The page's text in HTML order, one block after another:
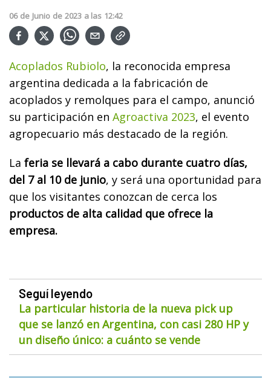
06 de Junio de 2023 a las 12:42
Acoplados Rubiolo, la reconocida empresa
argentina dedicada a la fabricación de
acoplados y remolques para el campo, anunció
su participación en Agroactiva 2023, el evento
agropecuario más destacado de la región.
La feria se llevará a cabo durante cuatro días,
del 7 al 10 de junio, y será una oportunidad para
que los visitantes conozcan de cerca los
productos de alta calidad que ofrece la
empresa.
Seguí leyendo
La particular historia de la nueva pick up
que se lanzó en Argentina, con casi 280 HP y
un diseño único: a cuánto se vende